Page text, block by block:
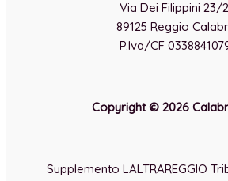
Via Dei Filippini 23/
89125 Reggio
P.Iva/CF
Copyright © 2026
Supplemento LALTRAREGGIO